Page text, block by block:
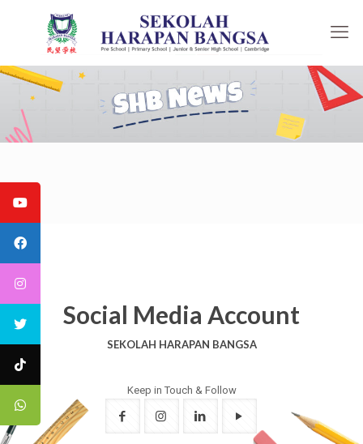
Social Media Account
SEKOLAH HARAPAN BANGSA
Keep in Touch & Follow